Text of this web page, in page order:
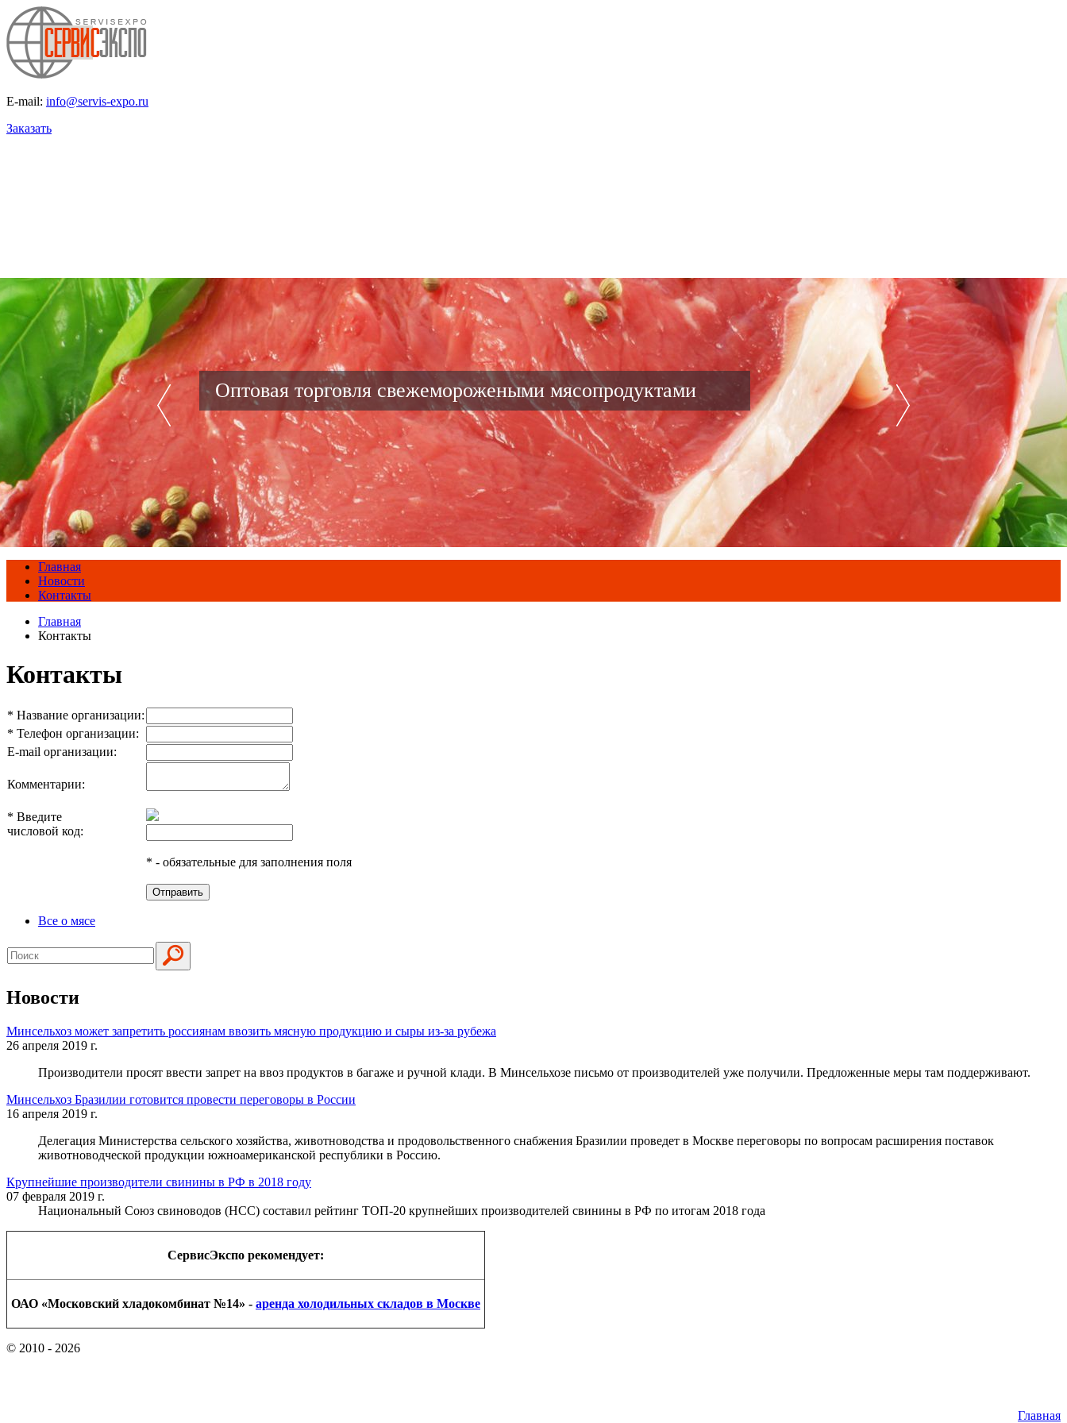
E-mail: info@servis-expo.ru
Заказать
Оптовая торговля свежеморожеными мясопродуктами
Главная
Новости
Контакты
Главная
Контакты
Контакты
* Название организации:
* Телефон организации:
E-mail организации:
Комментарии:
* Введите
числовой код:
* - обязательные для заполнения поля
Отправить
Все о мясе
Новости
Минсельхоз может запретить россиянам ввозить мясную продукцию и сыры из-за рубежа
26 апреля 2019 г.
Производители просят ввести запрет на ввоз продуктов в багаже и ручной клади. В Минсельхозе письмо от производителей уже получили. Предложенные меры там поддерживают.
Минсельхоз Бразилии готовится провести переговоры в России
16 апреля 2019 г.
Делегация Министерства сельского хозяйства, животноводства и продовольственного снабжения Бразилии проведет в Москве переговоры по вопросам расширения поставок
животноводческой продукции южноамериканской республики в Россию.
Крупнейшие производители свинины в РФ в 2018 году
07 февраля 2019 г.
Национальный Союз свиноводов (НСС) составил рейтинг ТОП-20 крупнейших производителей свинины в РФ по итогам 2018 года
СервисЭкспо рекомендует:
ОАО «Московский хладокомбинат №14» - аренда холодильных складов в Москве
© 2010 - 2026
Главная